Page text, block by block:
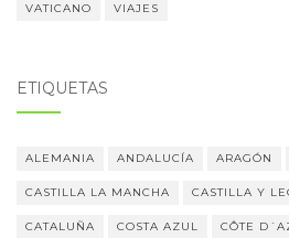
VATICANO VIAJES
ETIQUETAS
ALEMANIA ANDALUCÍA ARAGÓN
CASTILLA LA MANCHA CASTILLA Y
CATALUÑA COSTA AZUL CÔTE